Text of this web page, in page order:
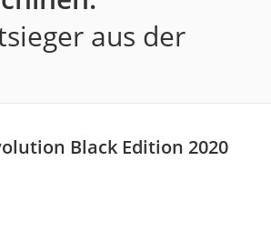
aus der
Black Edition 2020